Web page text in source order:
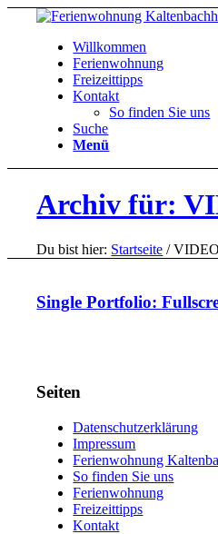
Willkommen
Ferienwohnung
Freizeittipps
Kontakt
So finden Sie uns
Suche
Menü
Archiv für:
Du bist hier: Startseite / VIDEO
Single Portfolio:
Seiten
Datenschutzerklärung
Impressum
Ferienwohnung
So finden Sie uns
Ferienwohnung
Freizeittipps
Kontakt